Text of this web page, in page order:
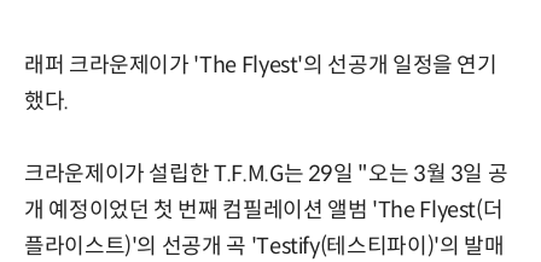
래퍼 크라운제이가 'The Flyest'의 선공개 일정을 연기
했다.
크라운제이가 설립한 T.F.M.G는 29일 "오는 3월 3일 공
개 예정이었던 첫 번째 컴필레이션 앨범 'The Flyest(더
플라이스트)'의 선공개 곡 'Testify(테스티파이)'의 발매